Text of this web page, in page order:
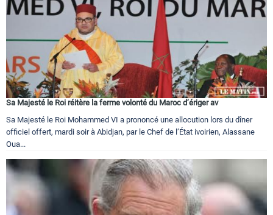
Sa Majesté le Roi réitère la ferme volonté du Maroc d’ériger av
Sa Majesté le Roi Mohammed VI a prononcé une allocution lors du dîner
officiel offert, mardi soir à Abidjan, par le Chef de l’État ivoirien, Alassane
Oua...